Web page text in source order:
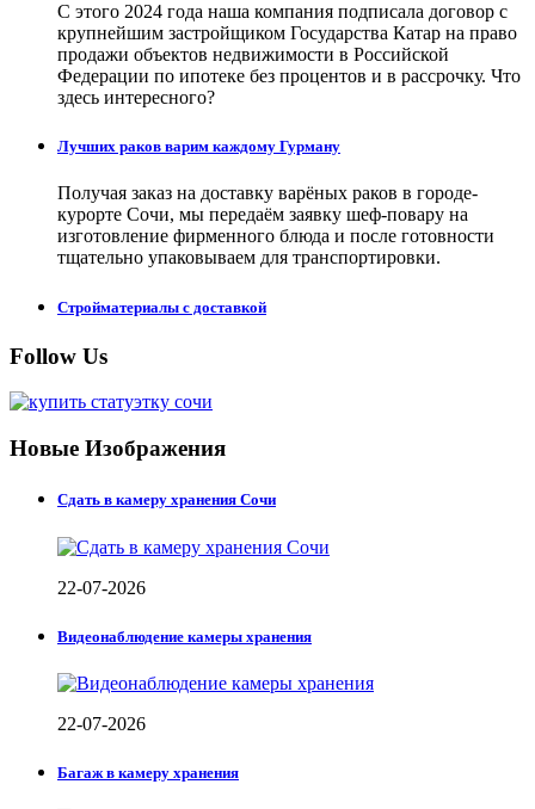
С этого 2024 года наша компания подписала договор с
крупнейшим застройщиком Государства Катар на право
продажи объектов недвижимости в Российской
Федерации по ипотеке без процентов и в рассрочку. Что
здесь интересного?
Лучших раков варим каждому Гурману
Получая заказ на доставку варёных раков в городе-
курорте Сочи, мы передаём заявку шеф-повару на
изготовление фирменного блюда и после готовности
тщательно упаковываем для транспортировки.
Стройматериалы с доставкой
Follow Us
Новые Изображения
Сдать в камеру хранения Сочи
22-07-2026
Видеонаблюдение камеры хранения
22-07-2026
Багаж в камеру хранения